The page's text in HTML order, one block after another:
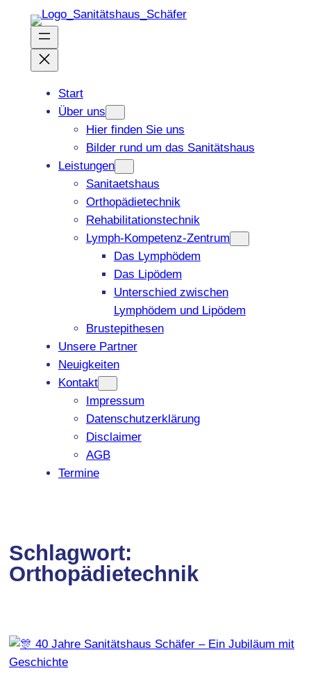
Inhalt
springen
Start
Über uns
Hier finden Sie uns
Bilder rund um das Sanitätshaus
Leistungen
Sanitaetshaus
Orthopädietechnik
Rehabilitationstechnik
Lymph-Kompetenz-Zentrum
Das Lymphödem
Das Lipödem
Unterschied zwischen
Lymphödem und Lipödem
Brustepithesen
Unsere Partner
Neuigkeiten
Kontakt
Impressum
Datenschutzerklärung
Disclaimer
AGB
Termine
Schlagwort:
Orthopädietechnik